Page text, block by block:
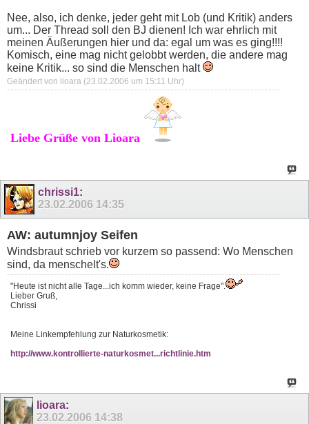
Nee, also, ich denke, jeder geht mit Lob (und Kritik) anders
um... Der Thread soll den BJ dienen! Ich war ehrlich mit
meinen Äußerungen hier und da: egal um was es ging!!!!
Komisch, eine mag nicht gelobbt werden, die andere mag
keine Kritik... so sind die Menschen halt
Geändert von lioara (23.02.2006 um 15:11 Uhr)
Liebe Grüße von Lioara
chrissi1:
23.02.2006 14:35
AW: autumnjoy Seifen
Windsbraut schrieb vor kurzem so passend: Wo Menschen
sind, da menschelt's.
"Heute ist nicht alle Tage...ich komm wieder, keine Frage".
Lieber Gruß,
Chrissi
Meine Linkempfehlung zur Naturkosmetik:
http://www.kontrollierte-naturkosmet...richtlinie.htm
lioara:
23.02.2006 14:38